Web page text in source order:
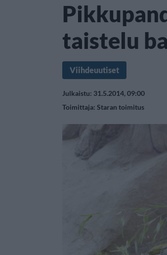
taistelu
Viihdeuutiset
Julkaistu: 31.5.2014, 09:00
Toimittaja: Staran toimitus